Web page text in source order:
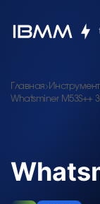
Главная
Whatsminer M53S++